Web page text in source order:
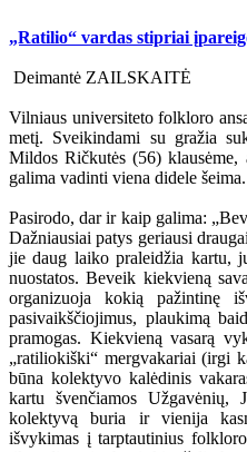
„Ratilio“ vardas stipriai
Deimantė ZAILSKAITĖ
Vilniaus universiteto folkloro
metį. Sveikindami su gražia
Mildos Ričkutės (56)
galima vadinti viena didele šeima.
Pasirodo, dar ir kaip galima:
Dažniausiai patys geriausi
jie daug laiko praleidžia kartu,
nuostatos. Beveik kiekvieną
organizuoja kokią pažintinę
pasivaikščiojimus, plaukimą
pramogas. Kiekvieną vasarą
„ratiliokiški“ mergvakariai (irgi
būna kolektyvo kalėdinis
kartu švenčiamos Užgavėnių,
kolektyvą buria ir vienija
išvykimas į tarptautinius